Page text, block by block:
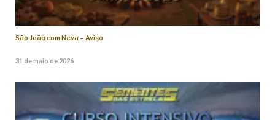
São João com Neva – Aviso
31 de maio de 2026